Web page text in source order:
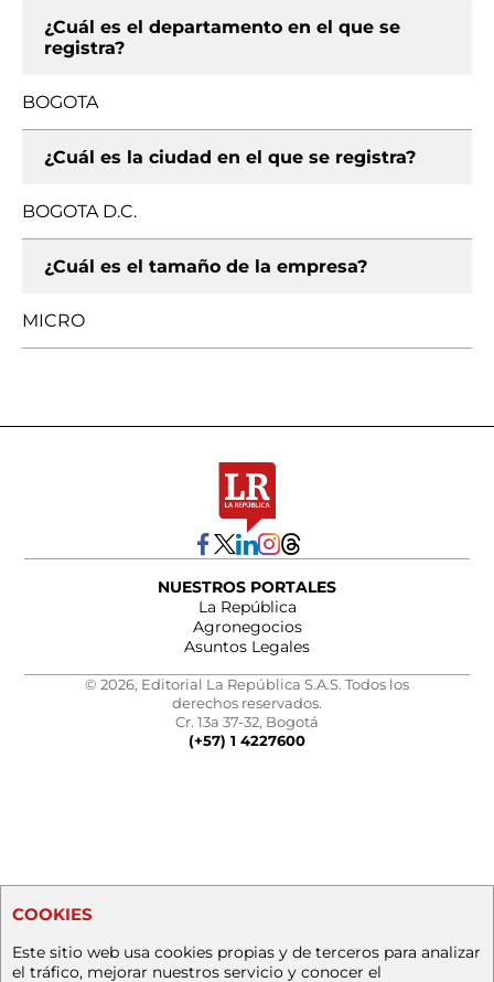
¿Cuál es el departamento en el que se
registra?
BOGOTA
¿Cuál es la ciudad en el que se registra?
BOGOTA D.C.
¿Cuál es el tamaño de la empresa?
MICRO
NUESTROS PORTALES
La República
Agronegocios
Asuntos Legales
© 2026, Editorial La República S.A.S. Todos los
derechos reservados.
Cr. 13a 37-32, Bogotá
(+57) 1 4227600
COOKIES
Este sitio web usa cookies propias y de terceros para analizar
el tráfico, mejorar nuestros servicio y conocer el